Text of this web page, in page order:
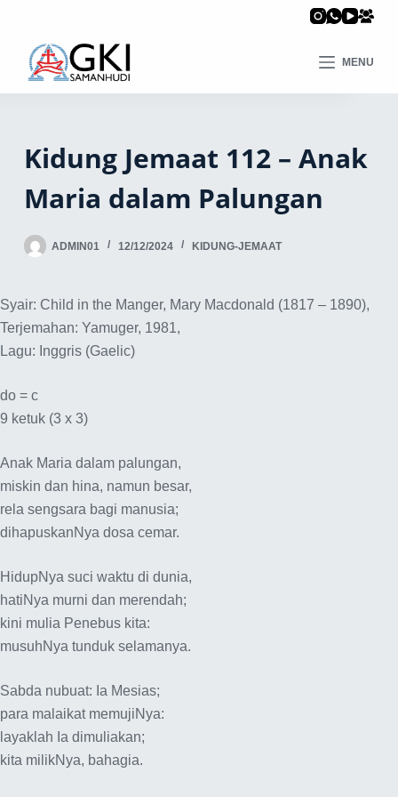
MENU
Kidung Jemaat 112 – Anak
Maria dalam Palungan
ADMIN01 12/12/2024 KIDUNG-JEMAAT
Syair: Child in the Manger, Mary Macdonald (1817 – 1890),
Terjemahan: Yamuger, 1981,
Lagu: Inggris (Gaelic)
do = c
9 ketuk (3 x 3)
Anak Maria dalam palungan,
miskin dan hina, namun besar,
rela sengsara bagi manusia;
dihapuskanNya dosa cemar.
HidupNya suci waktu di dunia,
hatiNya murni dan merendah;
kini mulia Penebus kita:
musuhNya tunduk selamanya.
Sabda nubuat: Ia Mesias;
para malaikat memujiNya:
layaklah Ia dimuliakan;
kita milikNya, bahagia.